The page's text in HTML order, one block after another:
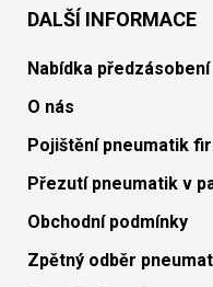
DALŠÍ INFORMACE
Nabídka předzásobení
O nás
Pojištění pneumatik
Přezutí pneumatik v
Obchodní podmínky
Zpětný odběr